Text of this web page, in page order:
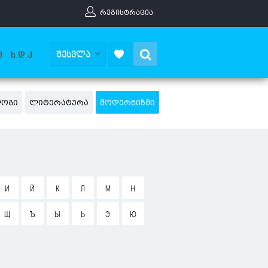
ᲠᲔᲒᲘᲡᲢᲠᲐᲪᲘᲐ
Ხ.Დ.Კ ᲨᲔᲡᲕᲚᲐ
ᲚᲘᲢᲔᲠᲐᲢᲣᲠᲐ ᲛᲝᲓᲔᲠᲜᲘᲖᲛᲘ
И Й К Л М Н
Щ Ъ Ы Ь Э Ю